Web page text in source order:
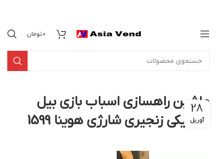
0تومان
ماشین راهسازی اسباب بازی بیل
مکانیکی زنجیری شارژی هوینا 1599
28
آوریل